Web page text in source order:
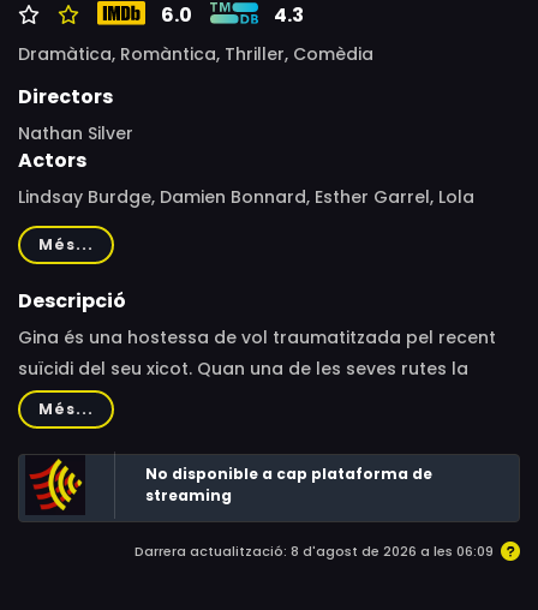
6.0 4.3
Dramàtica, Romàntica, Thriller, Comèdia
Directors
Nathan Silver
Actors
Lindsay Burdge, Damien Bonnard, Esther Garrel, Lola
Bessis, Jacques Nolot, Françoise Lebrun, Cindy Silver,
Valerie Laury, Alice de Lencquesaing, Anjelica Huston,
Keith Poulson
Més...
Descripció
Gina és una hostessa de vol traumatitzada pel recent
suïcidi del seu xicot. Quan una de les seves rutes la
porta a París, la jove es deixa influenciar per Jérôme, un
cambrer de personalitat tèrbola, i la seva ex-parella la
Clémence.
Més...
No disponible a cap plataforma de
streaming
Darrera actualització: 8 d'agost de 2026 a les 06:09